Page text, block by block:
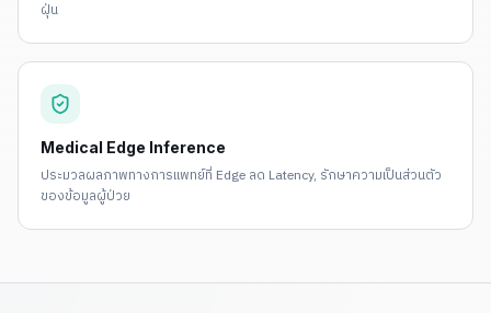
ฝุ่น
Medical Edge Inference
ประมวลผลภาพทางการแพทย์ที่ Edge ลด Latency, รักษาความเป็นส่วนตัว
ของข้อมูลผู้ป่วย